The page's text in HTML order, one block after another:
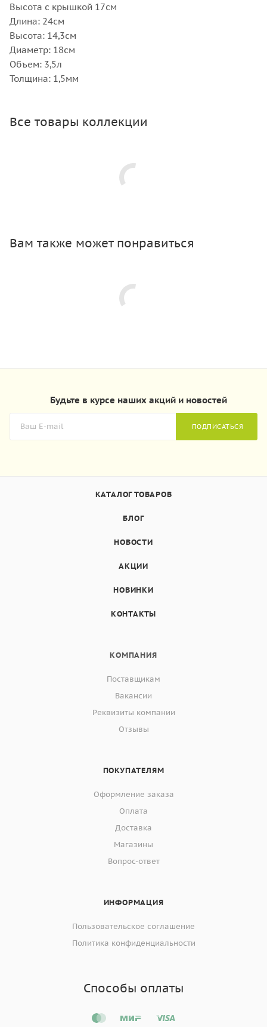
Высота с крышкой 17см
Длина: 24см
Высота: 14,3см
Диаметр: 18см
Объем: 3,5л
Толщина: 1,5мм
Все товары коллекции
Вам также может понравиться
Будьте в курсе наших акций и новостей
ПОДПИСАТЬСЯ
КАТАЛОГ ТОВАРОВ
БЛОГ
НОВОСТИ
АКЦИИ
НОВИНКИ
КОНТАКТЫ
КОМПАНИЯ
Поставщикам
Вакансии
Реквизиты компании
Отзывы
ПОКУПАТЕЛЯМ
Оформление заказа
Оплата
Доставка
Магазины
Вопрос-ответ
ИНФОРМАЦИЯ
Пользовательское соглашение
Политика конфиденциальности
Способы оплаты